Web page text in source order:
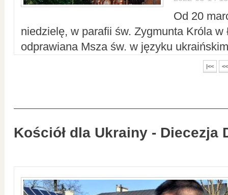
Od 20
niedzielę, w parafii św. Zygmunta Króla w
odprawiana Msza św. w języku
|<< <<
Kościół dla Ukrainy - Diecezja